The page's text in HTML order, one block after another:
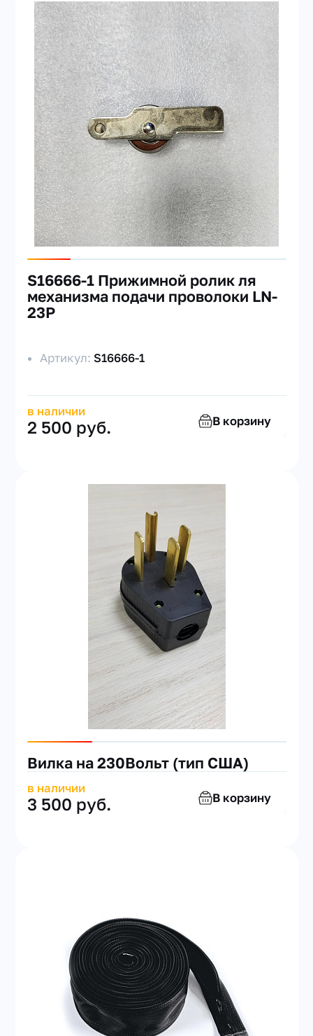
S16666-1 Прижимной ролик ля
механизма подачи проволоки LN-
23P
Артикул: S16666-1
в наличии
2 500 руб. В корзину
Вилка на 230Вольт (тип США)
в наличии
3 500 руб. В корзину